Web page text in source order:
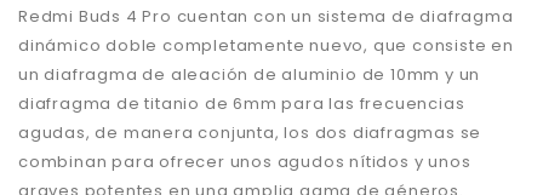
Redmi Buds 4 Pro cuentan con un sistema de diafragma
dinámico doble completamente nuevo, que consiste en
un diafragma de aleación de aluminio de 10mm y un
diafragma de titanio de 6mm para las frecuencias
agudas, de manera conjunta, los dos diafragmas se
combinan para ofrecer unos agudos nítidos y unos